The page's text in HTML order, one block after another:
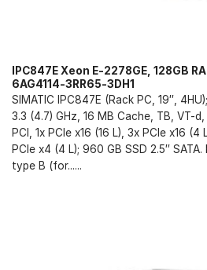
IPC847E Xeon E-2278GE, 128GB
6AG4114-3RR65-3DH1
SIMATIC IPC847E (Rack PC, 19″,
3.3 (4.7) GHz, 16 MB Cache, TB, VT-
PCI, 1x PCIe x16 (16 L), 3x PCIe x16 (4
PCIe x4 (4 L); 960 GB SSD 2.5″
type B (for......